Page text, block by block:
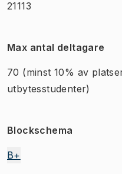
21113
Max antal deltagare
70 (minst 10% av
utbytesstudenter)
Blockschema
B+